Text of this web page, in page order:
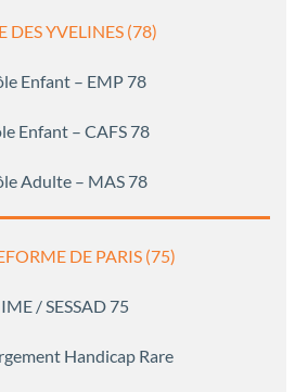
DES YVELINES (78)
Enfant – EMP 78
Enfant – CAFS 78
Adulte – MAS 78
DE PARIS (75)
IME / SESSAD 75
Handicap Rare